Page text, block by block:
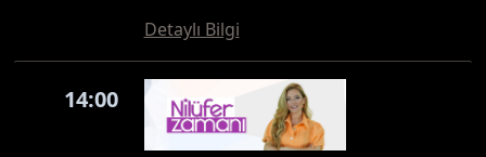
Detaylı Bilgi
14:00